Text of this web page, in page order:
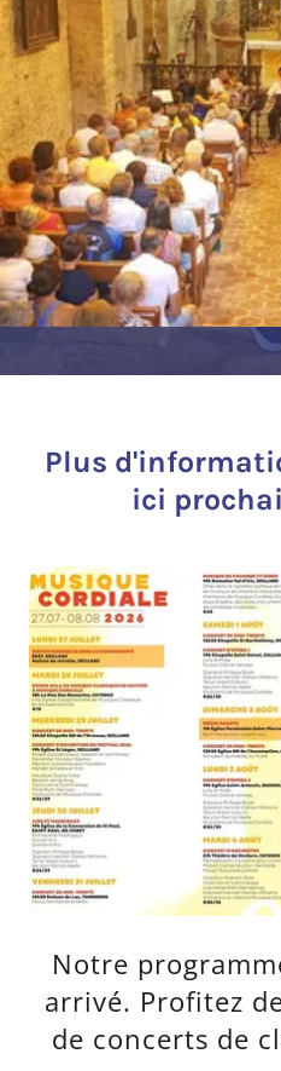
Plus
ici
Notre
arrivé. Profitez
de concerts de